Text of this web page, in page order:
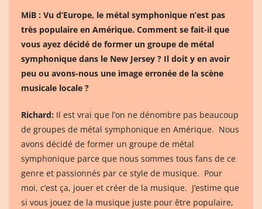
MiB : Vu d’Europe, le métal symphonique n’est pas
très populaire en Amérique. Comment se fait-il que
vous ayez décidé de former un groupe de métal
symphonique dans le New Jersey ? Il doit y en avoir
peu ou avons-nous une image erronée de la scène
musicale locale ?
Richard: Il est vrai que l’on ne dénombre pas beaucoup
de groupes de métal symphonique en Amérique. Nous
avons décidé de former un groupe de métal
symphonique parce que nous sommes tous fans de ce
genre et passionnés par ce style de musique. Pour
moi, c’est ça, jouer et créer de la musique. J’estime que
si vous jouez de la musique juste pour être populaire,